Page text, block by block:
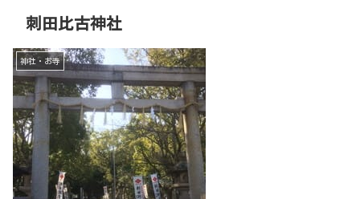
刺田比古神社
神社・お寺